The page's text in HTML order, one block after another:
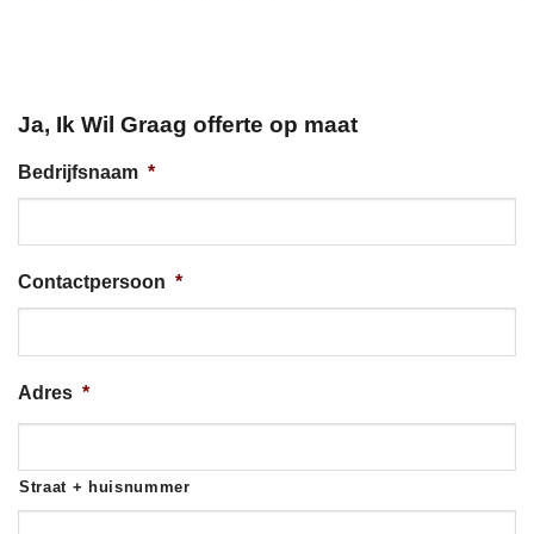
Ja, Ik Wil Graag offerte op maat
Bedrijfsnaam *
Contactpersoon *
Adres *
Straat + huisnummer